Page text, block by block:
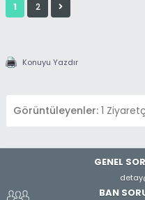
1 2
Konuyu Yazdır
Görüntüleyenler: 1
GENEL
BAN